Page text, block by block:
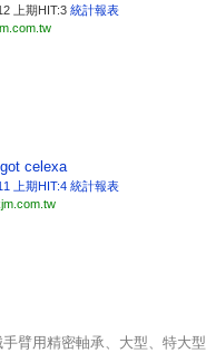
上期HIT:3 統計報表
celexa
上期HIT:4 統計報表
臂用精密軸承、大型、特大型